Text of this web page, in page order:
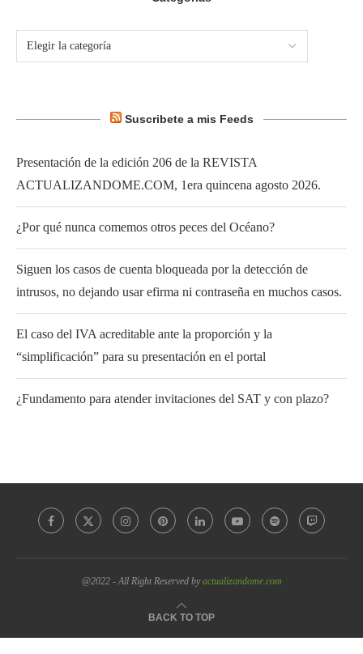
Suscribete a mis Feeds
Presentación de la edición 206 de la REVISTA
ACTUALIZANDOME.COM, 1era quincena agosto 2026.
¿Por qué nunca comemos otros peces del Océano?
Siguen los casos de cuenta bloqueada por la detección de
intrusos, no dejando usar efirma ni contraseña en muchos casos.
El caso del IVA acreditable ante la proporción y la
“simplificación” para su presentación en el portal
¿Fundamento para atender invitaciones del SAT y con plazo?
@2022 - All Right Reserved byactualizandome.com
BACK TO TOP